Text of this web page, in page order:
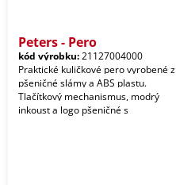
Peters - Pero
kód výrobku:21127004000
Praktické kuličkové pero vyrobené z
pšeničné slámy a ABS plastu.
Tlačítkový mechanismus, modrý
inkoust a logo pšeničné s